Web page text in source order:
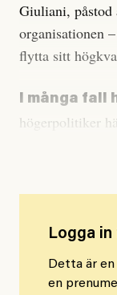
Giuliani, påstod
organisationen
flytta sitt
I många fall
högerpolitiker
Logga
Detta är
en